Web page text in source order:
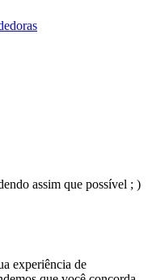
assim que possível ; )
experiência de